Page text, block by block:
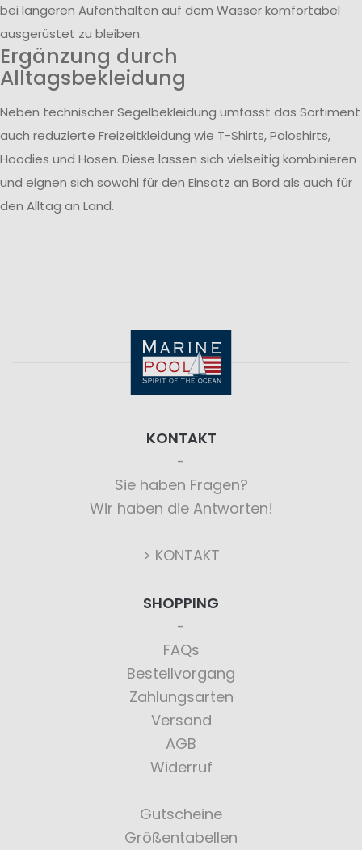
bei längeren Aufenthalten auf dem Wasser komfortabel
ausgerüstet zu bleiben.
Ergänzung durch
Alltagsbekleidung
Neben technischer Segelbekleidung umfasst das Sortiment
auch reduzierte Freizeitkleidung wie T-Shirts, Poloshirts,
Hoodies und Hosen. Diese lassen sich vielseitig kombinieren
und eignen sich sowohl für den Einsatz an Bord als auch für
den Alltag an Land.
KONTAKT
Sie haben Fragen?
Wir haben die Antworten!
> KONTAKT
SHOPPING
FAQs
Bestellvorgang
Zahlungsarten
Versand
AGB
Widerruf
Gutscheine
Größentabellen